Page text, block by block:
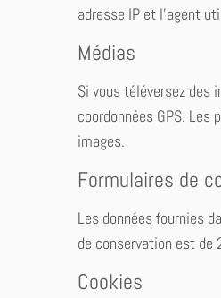
adresse IP et l’agent
Médias
Si vous téléversez des
coordonnées GPS.
images.
Formulaires de
Les données fournies
de conservation est de
Cookies